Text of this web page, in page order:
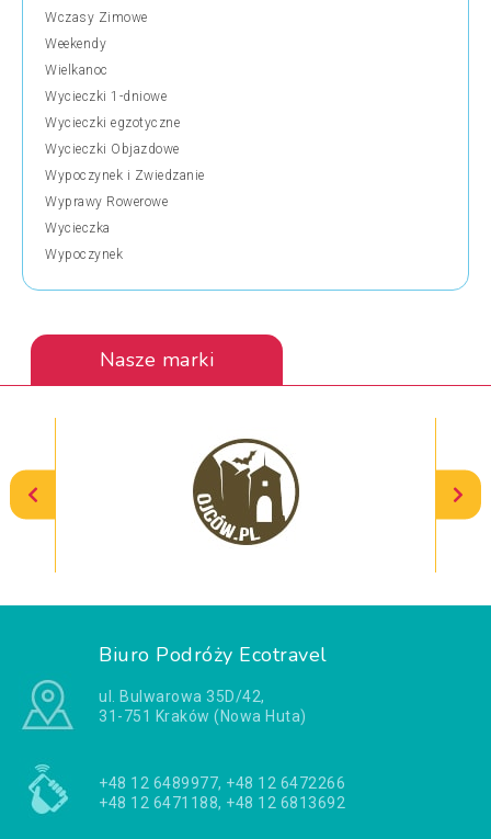
Wczasy Zimowe
Weekendy
Wielkanoc
Wycieczki 1-dniowe
Wycieczki egzotyczne
Wycieczki Objazdowe
Wypoczynek i Zwiedzanie
Wyprawy Rowerowe
Wycieczka
Wypoczynek
Nasze marki
Biuro Podróży Ecotravel
ul. Bulwarowa 35D/42,
31-751 Kraków (Nowa Huta)
+48 12 6489977, +48 12 6472266
+48 12 6471188, +48 12 6813692